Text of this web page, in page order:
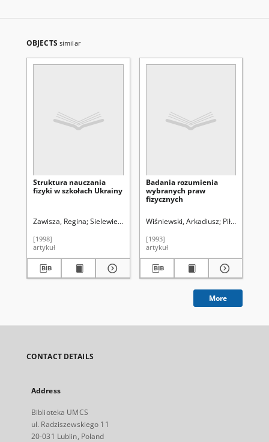
OBJECTS similar
Struktura nauczania
fizyki w szkołach Ukrainy
Zawisza, Regina Sielewiesiuk, Jan. Red.
[1998]
artykuł
Badania rozumienia
wybranych praw
fizycznych
Wiśniewski, Arkadiusz Piłat,
[1993]
artykuł
More
CONTACT DETAILS
Address
Biblioteka UMCS
ul. Radziszewskiego 11
20-031 Lublin, Poland